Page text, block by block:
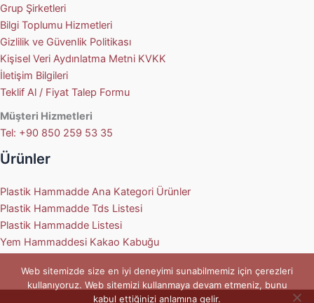
Grup Şirketleri
Bilgi Toplumu Hizmetleri
Gizlilik ve Güvenlik Politikası
Kişisel Veri Aydınlatma Metni KVKK
İletişim Bilgileri
Teklif Al / Fiyat Talep Formu
Müşteri Hizmetleri
Tel: +90 850 259 53 35
Ürünler
Plastik Hammadde Ana Kategori Ürünler
Plastik Hammadde Tds Listesi
Plastik Hammadde Listesi
Yem Hammaddesi Kakao Kabuğu
Web sitemizde size en iyi deneyimi sunabilmemiz için çerezleri
kullanıyoruz. Web sitemizi kullanmaya devam etmeniz, bunu
kabul ettiğinizi anlamına gelir.